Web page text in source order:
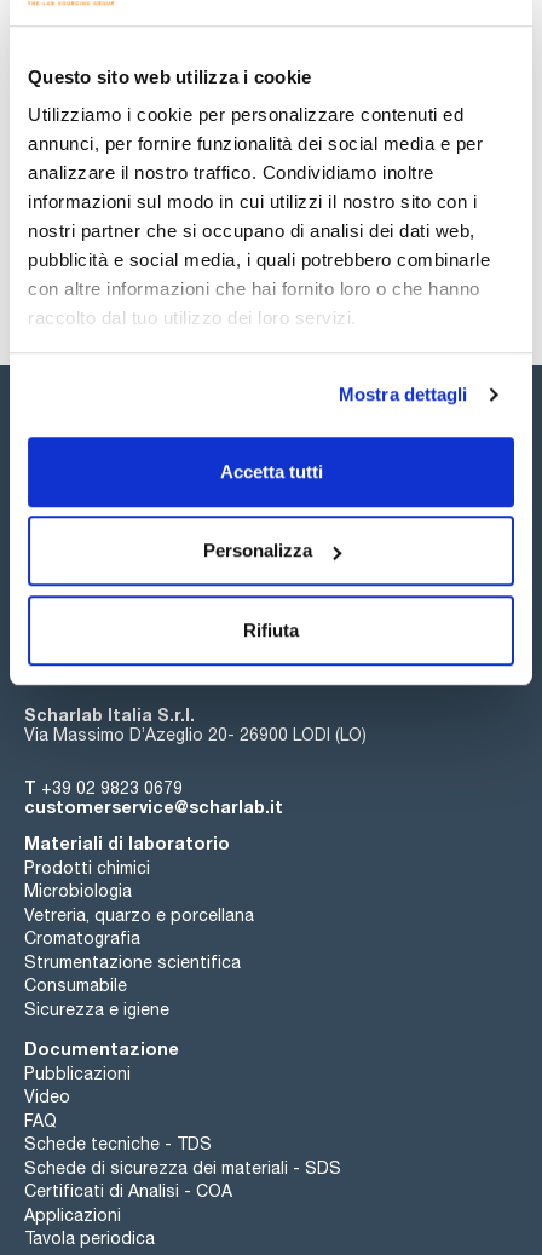
Questo sito web utilizza i cookie
Utilizziamo i cookie per personalizzare contenuti ed
annunci, per fornire funzionalità dei social media e per
analizzare il nostro traffico. Condividiamo inoltre
informazioni sul modo in cui utilizzi il nostro sito con i
nostri partner che si occupano di analisi dei dati web,
pubblicità e social media, i quali potrebbero combinarle
con altre informazioni che hai fornito loro o che hanno
raccolto dal tuo utilizzo dei loro servizi.
Mostra dettagli
Accetta tutti
Personalizza
Rifiuta
Documentazione tecnica
TDS / Scheda tecnica
Registrati per i download
COA
Registrati per i download
SDS / Scheda di
Sicurezza
Registrati per i download
Seguici:
Iscriviti alla Newsletter
Scharlab Italia S.r.l.
Via Massimo D’Azeglio 20- 26900 LODI (LO)
T +39 02 9823 0679
customerservice@scharlab.it
Materiali di laboratorio
Prodotti chimici
Microbiologia
Vetreria, quarzo e porcellana
Cromatografia
Strumentazione scientifica
Consumabile
Sicurezza e igiene
Documentazione
Pubblicazioni
Video
FAQ
Schede tecniche - TDS
Schede di sicurezza dei materiali - SDS
Certificati di Analisi - COA
Applicazioni
Tavola periodica